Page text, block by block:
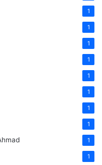
1
1
1
1
1
1
1
1
1
1